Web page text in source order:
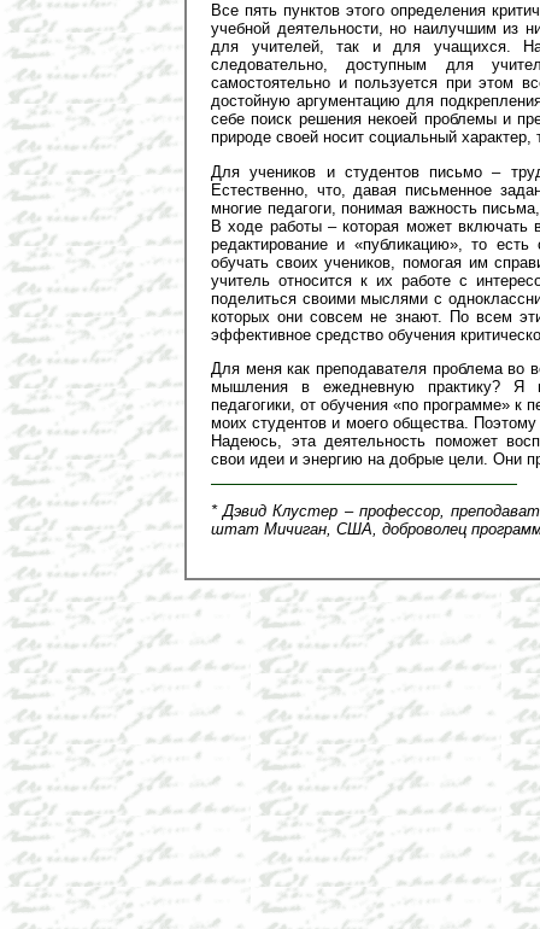
Все пять пунктов этого определения
учебной деятельности, но наилучшим из
для учителей, так и для учащихся.
следовательно, доступным для
самостоятельно и пользуется при этом
достойную аргументацию для
себе поиск решения некоей проблемы и
природе своей носит социальный
Для учеников и студентов письмо –
Естественно, что, давая письменное
многие педагоги, понимая важность
В ходе работы – которая может включать
редактирование и «публикацию», то
обучать своих учеников, помогая им
учитель относится к их работе с
поделиться своими мыслями с
которых они совсем не знают. По всем
эффективное средство обучения
Для меня как преподавателя проблема во
мышления в ежедневную практику? Я
педагогики, от обучения «по программе» к
моих студентов и моего общества.
Надеюсь, эта деятельность поможет
свои идеи и энергию на добрые цели. Они
* Дэвид Клустер – профессор,
штат Мичиган, США, доброволец